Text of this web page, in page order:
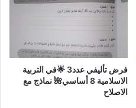
فرض تأليفي عدد3 🌟في التربية
الاسلامية 8 أساسي🌺 نماذج مع
الاصلاح